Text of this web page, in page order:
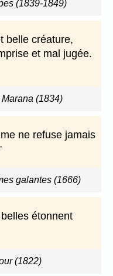
(1839-1849)
belle créature,
et mal jugée.
(1834)
ne refuse jamais
galantes (1666)
étonnent
(1822)